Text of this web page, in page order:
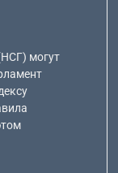
могут